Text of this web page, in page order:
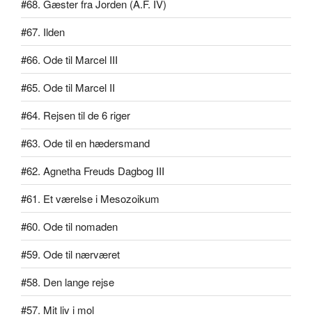
#68. Gæster fra Jorden (A.F. IV)
#67. Ilden
#66. Ode til Marcel III
#65. Ode til Marcel II
#64. Rejsen til de 6 riger
#63. Ode til en hædersmand
#62. Agnetha Freuds Dagbog III
#61. Et værelse i Mesozoikum
#60. Ode til nomaden
#59. Ode til nærværet
#58. Den lange rejse
#57. Mit liv i mol